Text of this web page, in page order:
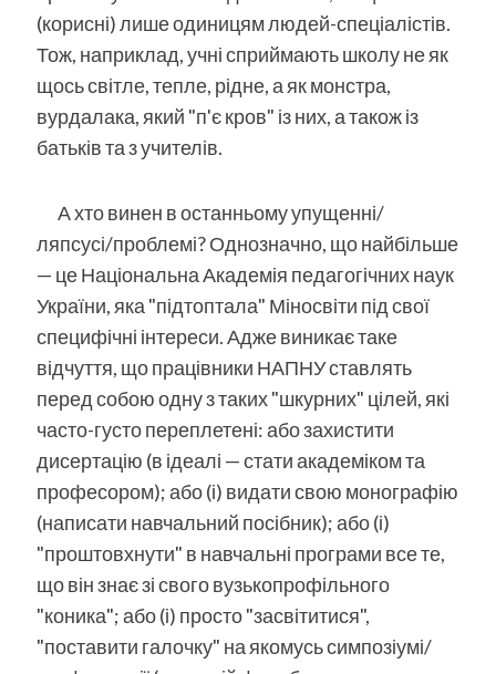
(корисні) лише одиницям людей-спеціалістів.
Тож, наприклад, учні сприймають школу не як
щось світле, тепле, рідне, а як монстра,
вурдалака, який "п'є кров" із них, а також із
батьків та з учителів.
А хто винен в останньому упущенні/
ляпсусі/проблемі? Однозначно, що найбільше
— це Національна Академія педагогічних наук
України, яка "підтоптала" Міносвіти під свої
специфічні інтереси. Адже виникає таке
відчуття, що працівники НАПНУ ставлять
перед собою одну з таких "шкурних" цілей, які
часто-густо переплетені: або захистити
дисертацію (в ідеалі — стати академіком та
професором); або (і) видати свою монографію
(написати навчальний посібник); або (і)
"проштовхнути" в навчальні програми все те,
що він знає зі свого вузькопрофільного
"коника"; або (і) просто "засвітитися",
"поставити галочку" на якомусь симпозіумі/